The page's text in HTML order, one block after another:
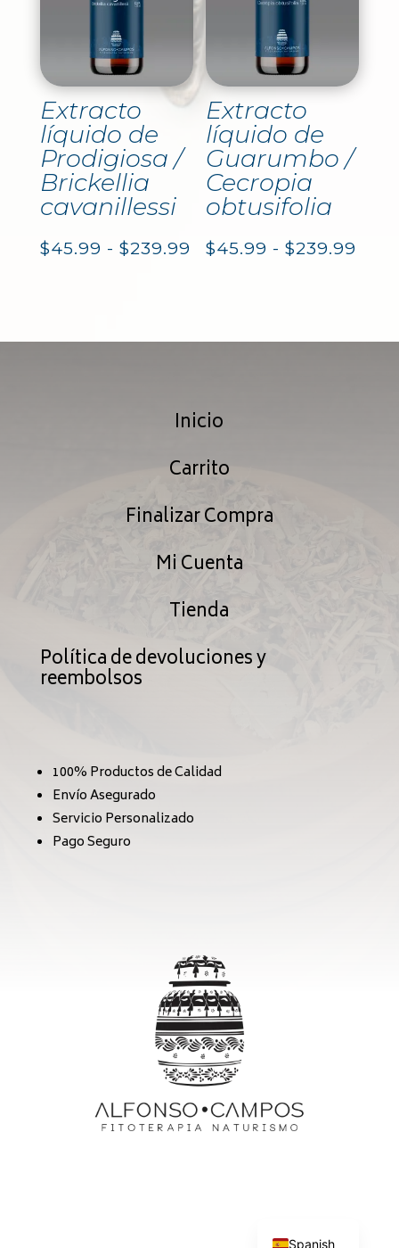
$45.99
$239.99
Extracto
líquido de
Prodigiosa /
Brickellia
cavanillessi
$45.99 - $239.99 Rango
hasta
$239.99
Extracto
líquido de
Guarumbo /
Cecropia
obtusifolia
$45.99 - $239.99
Inicio
Carrito
Finalizar Compra
Mi Cuenta
Tienda
Política de devoluciones y
reembolsos
100% Productos de Calidad
Envío Asegurado
Servicio Personalizado
Pago Seguro
Spanish